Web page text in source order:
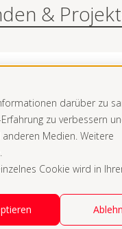
darüber zu
zu verbessern
Medien. Weitere
Cookie wird in
&